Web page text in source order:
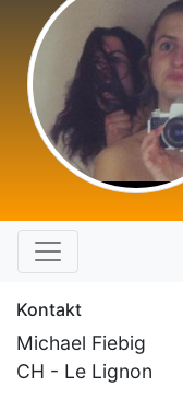
Kontakt
Michael Fiebig
CH - Le Lignon